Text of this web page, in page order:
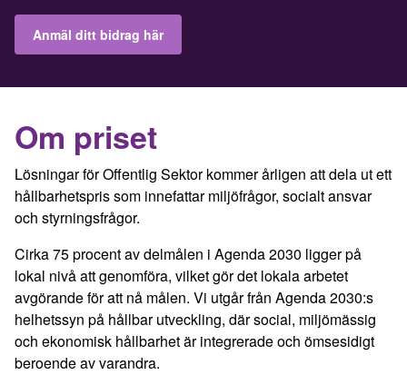
Anmäl ditt bidrag här
Om priset
Lösningar för Offentlig Sektor kommer årligen att dela ut ett
hållbarhetspris som innefattar miljöfrågor, socialt ansvar
och styrningsfrågor.
Cirka 75 procent av delmålen i Agenda 2030 ligger på
lokal nivå att genomföra, vilket gör det lokala arbetet
avgörande för att nå målen. Vi utgår från Agenda 2030:s
helhetssyn på hållbar utveckling, där social, miljömässig
och ekonomisk hållbarhet är integrerade och ömsesidigt
beroende av varandra.